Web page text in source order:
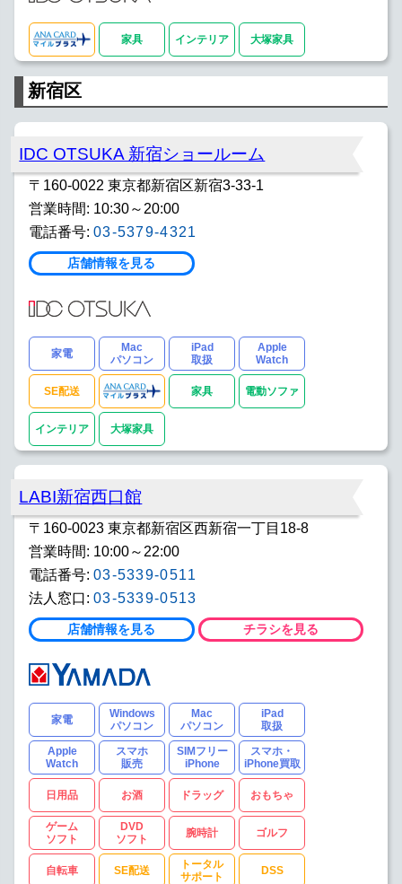
家具 インテリア 大塚家具
新宿区
IDC OTSUKA 新宿ショールーム
〒160-0022 東京都新宿区新宿3-33-1
営業時間: 10:30～20:00
電話番号: 03-5379-4321
店舗情報を見る
家電
Mac
パソコン
iPad
取扱
Apple
Watch
SE配送 家具 電動ソファ
インテリア 大塚家具
LABI新宿西口館
〒160-0023 東京都新宿区西新宿一丁目18-8
営業時間: 10:00～22:00
電話番号: 03-5339-0511
法人窓口: 03-5339-0513
店舗情報を見る チラシを見る
家電
Windows
パソコン
Mac
パソコン
iPad
取扱
Apple
Watch
スマホ
販売
SIMフリー
iPhone
スマホ・
iPhone買取
日用品 お酒 ドラッグ おもちゃ
ゲーム
ソフト
DVD
ソフト
腕時計 ゴルフ
自転車 SE配送
トータル
サポート
DSS